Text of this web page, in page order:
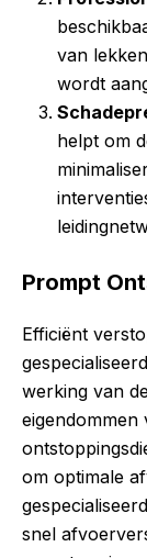
van
wordt
helpt om
Prompt
Efficiënt
werking van
eigendommen
om optimale
snel